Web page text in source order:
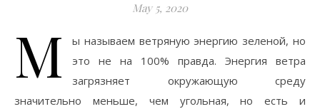
May 5, 2020
М
ы называем ветряную энергию зеленой, но
это не на 100% правда. Энергия ветра
загрязняет окружающую среду
значительно меньше, чем угольная, но есть и